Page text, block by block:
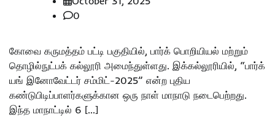
0
கோவை கருமத்தம் பட்டி பகுதியில், பார்க் பொறியியல் மற்றும்
தொழில்நுட்பக் கல்லூரி அமைந்துள்ளது. இக்கல்லூரியில், “பார்க்
யங் இனோவேட்டர் சம்மிட்-2025” என்ற புதிய
கண்டுபிடிப்பாளர்களுக்கான ஒரு நாள் மாநாடு நடைபெற்றது.
இந்த மாநாட்டில் 6 […]